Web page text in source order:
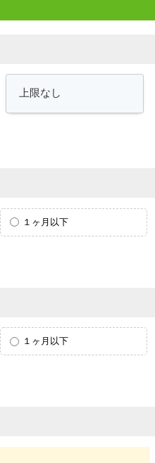
１ヶ月以下
１ヶ月以下